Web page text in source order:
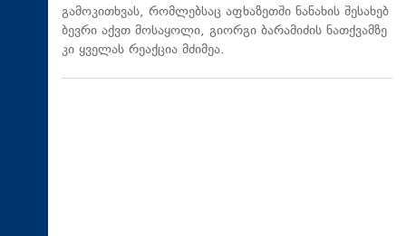
გამოკითხვას, რომლებსაც აფხაზეთში ნანახის შესახებ
ბევრი აქვთ მოსაყოლი, გიორგი ბარამიძის ნათქვამზე
კი ყველას რეაქცია მძიმეა.